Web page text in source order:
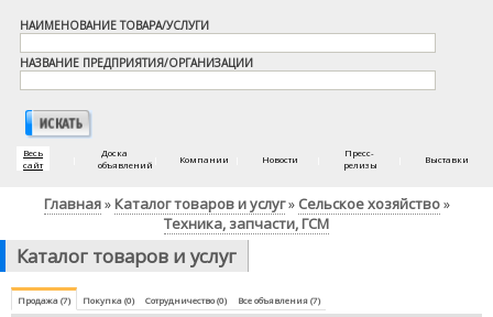
НАИМЕНОВАНИЕ ТОВАРА/УСЛУГИ
НАЗВАНИЕ ПРЕДПРИЯТИЯ/ОРГАНИЗАЦИИ
Весь
сайт
Доска
объявлений
Компании Новости
Пресс-
релизы
Выставки
Главная» Каталог товаров и услуг» Сельское хозяйство»
Техника, запчасти, ГСМ
Каталог товаров и услуг
Продажа (7) Покупка (0) Сотрудничество (0) Все объявления (7)